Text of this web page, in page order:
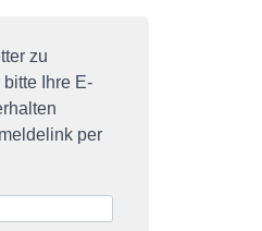
zu
Ihre E-
per